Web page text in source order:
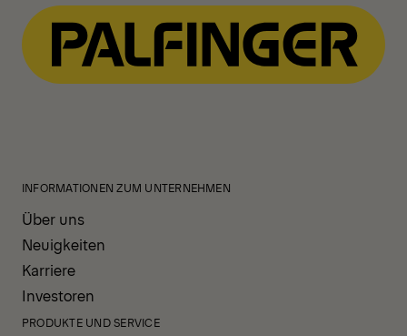
INFORMATIONEN ZUM UNTERNEHMEN
Über uns
Neuigkeiten
Karriere
Investoren
PRODUKTE UND SERVICE